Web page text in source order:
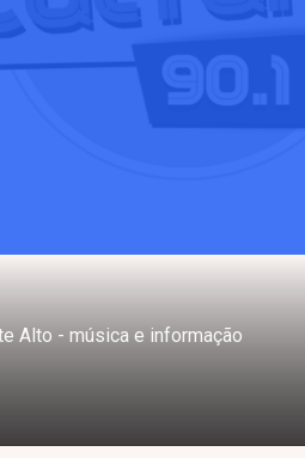
Alto - música e informação